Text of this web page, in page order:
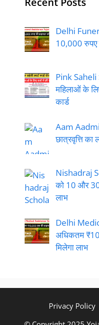
Delhi
10,000 रुपए
Pink
महिलाओं के
कार्ड
Aam
छात्रवृत्ति का
Nishadraj
को 10 और 30
लाभ
Delhi
अधिकतम
मिलेगा लाभ
Privacy Policy